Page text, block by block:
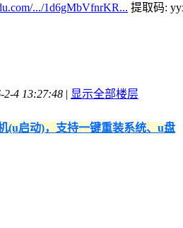
.../1d6gMbVfnrKR... 提取码:
2-4 13:27:48 | 显示全部楼层
(u启动)，支持一键重装系统、u盘